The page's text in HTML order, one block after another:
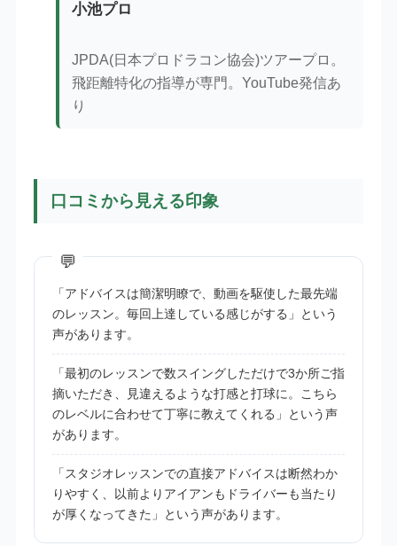
小池プロ
JPDA(日本プロドラコン協会)ツアープロ。
飛距離特化の指導が専門。YouTube発信あ
り
口コミから見える印象
「アドバイスは簡潔明瞭で、動画を駆使した最先端
のレッスン。毎回上達している感じがする」という
声があります。
「最初のレッスンで数スイングしただけで3か所ご指
摘いただき、見違えるような打感と打球に。こちら
のレベルに合わせて丁寧に教えてくれる」という声
があります。
「スタジオレッスンでの直接アドバイスは断然わか
りやすく、以前よりアイアンもドライバーも当たり
が厚くなってきた」という声があります。